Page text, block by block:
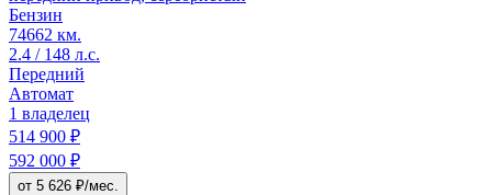
Бензин
74662 км.
2.4 / 148 л.с.
Передний
Автомат
1 владелец
514 900 ₽
592 000 ₽
от 5 626 ₽/мес.